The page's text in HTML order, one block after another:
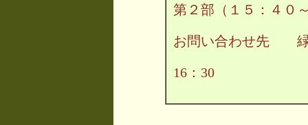
第２部（１５：４０
お問い合わせ先 緑
16：30